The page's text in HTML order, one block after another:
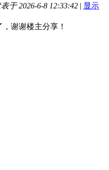
于 2026-6-8 12:33:42 | 显示
谢谢楼主分享！